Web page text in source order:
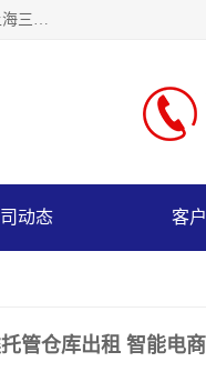
上海星力仓储服务有限公司从事：上海仓储服务、上海仓储库房、上海仓库代运营、上海仓库对外出租、上海仓库外包、上海三方仓储、上海电商仓储代发、上海电商代发货仓库、上海托管仓库、上海仓储配送。上海星力仓储服务有限公司现在拥有100个分仓、10万余平方的标准库房，精炼员工几百名，与几千家客户合作，公司已跻身上海仓储行业前列。欢迎来电咨询！
动态 客
管仓库出租 智能电